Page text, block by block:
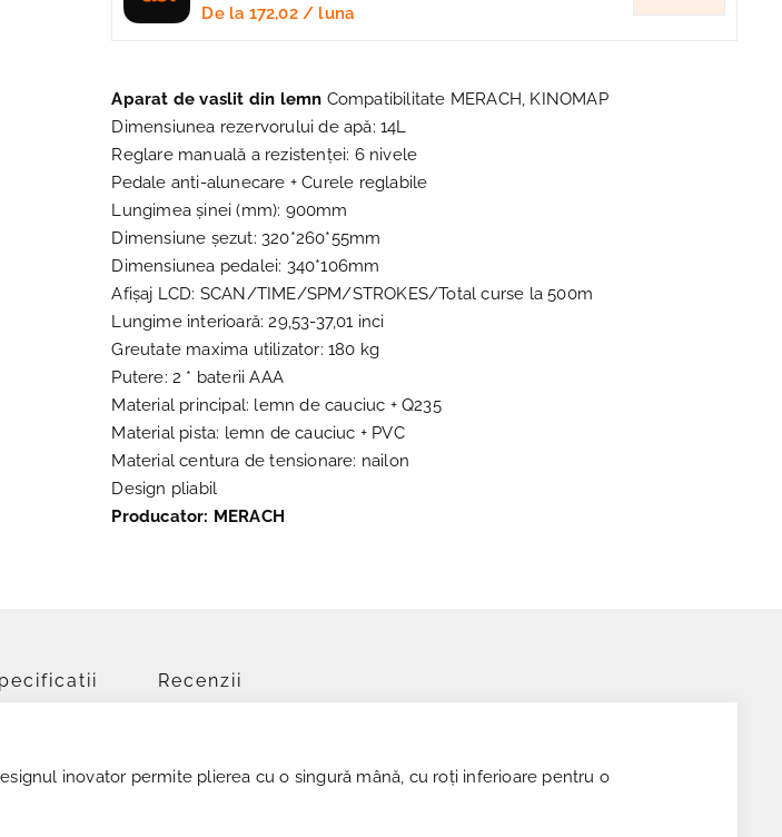
De la 172,02/ luna
Aparat de vaslit din lemn Compatibilitate MERACH, KINOMAP
Dimensiunea rezervorului de apă: 14L
Reglare manuală a rezistenței: 6 nivele
Pedale anti-alunecare + Curele reglabile
Lungimea șinei (mm): 900mm
Dimensiune șezut: 320*260*55mm
Dimensiunea pedalei: 340*106mm
Afișaj LCD: SCAN/TIME/SPM/STROKES/Total curse la 500m
Lungime interioară: 29,53-37,01 inci
Greutate maxima utilizator: 180 kg
Putere: 2 * baterii AAA
Material principal: lemn de cauciuc + Q235
Material pista: lemn de cauciuc + PVC
Material centura de tensionare: nailon
Design pliabil
Producator: MERACH
Recenzii
inovator permite plierea cu o singură mână, cu roți inferioare pentru o